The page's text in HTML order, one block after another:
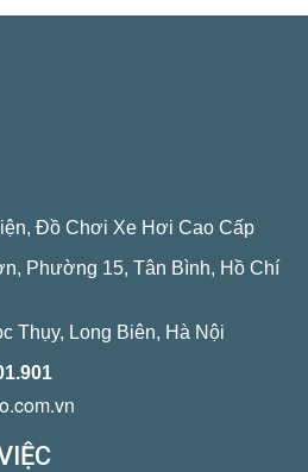
Đồ Chơi Xe Hơi Cao Cấp
Phường 15, Tân Bình, Hồ Chí
Thụy, Long Biên, Hà Nội